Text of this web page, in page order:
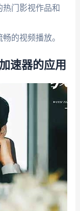
门影视作品和
的视频播放。
速器的应用